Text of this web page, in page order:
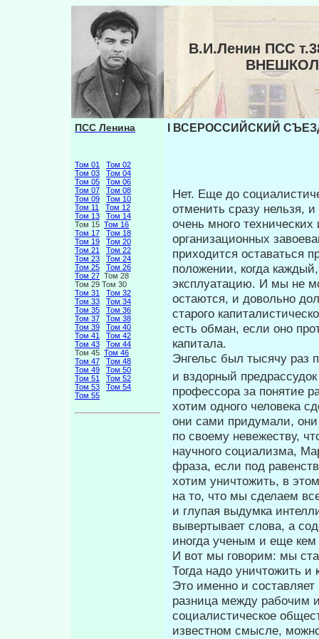
В.И.Ленин ПСС
ПСС Ленина
Том 01
Том 02
Том 03
Том 04
Том 05
Том 06
Том 07
Том 08
Том 09
Том 10
Том 11
Том 12
Том 13
Том 14
Том 15 Том 16
Том 17
Том 18
Том 19
Том 20
Том 21
Том 22
Том 23
Том 24
Том 25
Том 26
Том 27 Том 28
Том 29 Том 30
Том 31
Том 32
Том 33
Том 34
Том 35
Том 36
Том 37
Том 38
Том 39
Том 40
Том 41
Том 42
Том 43
Том 44
Том 45 Том 46
Том 47
Том 48
Том 49
Том 50
Том 51
Том 52
Том 53
Том 54
Том 55
I ВСЕРОССИЙСКИЙ
Нет. Еще до
отменить сразу нельзя,
очень много
организационных
приходится оставаться
положении, когда
эксплуатацию. И мы не
остаются, и довольно
старого
есть обман, если оно
капитала.
Энгельс был тысячу раз
и вздорный
профессора за по­нятие
хотим одного человека
они сами придумали,
по своему невежеству,
научного социализма,
фраза, если под
хотим уничтожить, в
на то, что мы сделаем
и глу­пая выдумка
вывертывает слова, а
иногда ученым и еще
И вот мы говорим: мы
Тогда надо уничтожить
Это именно и
разница между рабочим
социалистическое
известном смысле,